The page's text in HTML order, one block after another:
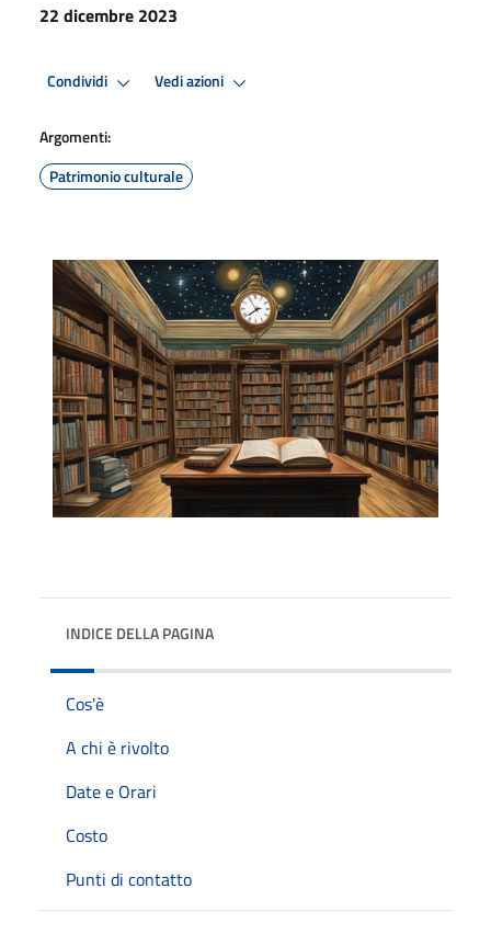
22 dicembre 2023
Condividi Vedi azioni
Argomenti:
Patrimonio culturale
INDICE DELLA PAGINA
Cos'è
A chi è rivolto
Date e Orari
Costo
Punti di contatto